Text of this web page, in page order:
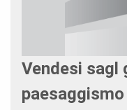
Vendesi sagl
paesaggismo